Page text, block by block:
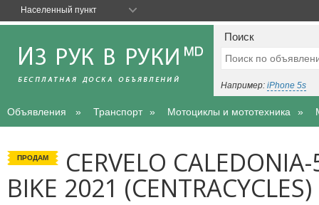
Поиск
Например: iPhone 5s
Объявления Транспорт Мотоциклы и мототехника
ПРОДАМ CERVELO
BIKE 2021 (CENTRACYCLES)
Населенный пункт